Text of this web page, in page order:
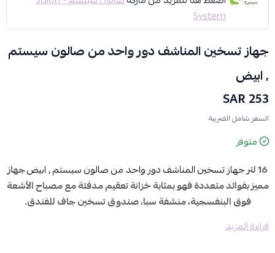
System
جهاز تسخين المناشف دور واحد من صالون سيستم
, ابيض
253 SAR
السعر شامل الضريبة
متوفر
16 لتر
جهاز تسخين المناشف دور واحد من صالون سيستم , ابيضجهاز
مميز بفوائد متعددة فهو بمثابة خزانة تعقيم مدفئة مع مصباح الأشعة
فوق البنفسجية، منشفة سبا، صندوق تسخين جاف للفندق.
المميزات:
قراءة المزيد